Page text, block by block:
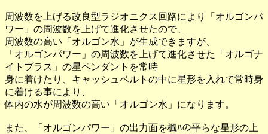
周波数を上げる改良型ラジオニクス回路により「オルゴンパ
ワー」の周波数を上げて進化させたので、
周波数の高い「オルゴン水」が生成できますが、
「オルゴンパワー」の周波数を上げて進化させた「オルゴナ
イトプラス」の星ペンダントを常時
身に着けたり、キャッシュベルトの中に星形を入れて常時身
に着ける事により、
体内の水が周波数の高い「オルゴン水」になります。
また、「オルゴンパワー」の出力面を楓ﾊの平らな星形の上